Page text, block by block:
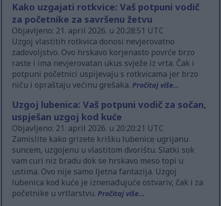
Kako uzgajati rotkvice: Vaš potpuni vodič
za početnike za savršenu žetvu
Objavljeno: 21. april 2026. u 20:28:51 UTC
Uzgoj vlastitih rotkvica donosi nevjerovatno
zadovoljstvo. Ovo hrskavo korjenasto povrće brzo
raste i ima nevjerovatan ukus svježe iz vrta. Čak i
potpuni početnici uspijevaju s rotkvicama jer brzo
niču i opraštaju većinu grešaka.Pročitaj više...
Uzgoj lubenica: Vaš potpuni vodič za sočan,
uspješan uzgoj kod kuće
Objavljeno: 21. april 2026. u 20:20:21 UTC
Zamislite kako grizete krišku lubenice ugrijanu
suncem, uzgojenu u vlastitom dvorištu. Slatki sok
vam curi niz bradu dok se hrskavo meso topi u
ustima. Ovo nije samo ljetna fantazija. Uzgoj
lubenica kod kuće je iznenađujuće ostvariv, čak i za
početnike u vrtlarstvu.Pročitaj više...